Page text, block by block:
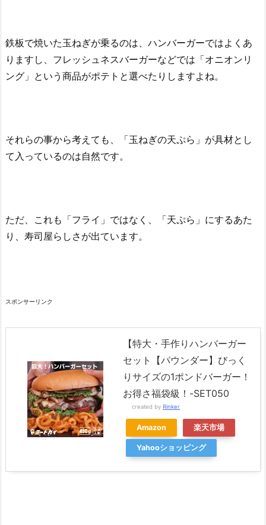
鉄板で焼いた玉ねぎが乗るのは、ハンバーガーではよくあ
りますし、フレッシュネスバーガーなどでは「オニオンリ
ング」という商品がポテトと選べたりしますよね。
それらの事から考えても、「玉ねぎの天ぷら」が具材とし
て入っているのは自然です。
ただ、これも「フライ」ではなく、「天ぷら」にするあた
り、寿司屋らしさが出ています。
スポンサーリンク
【特大・手作りハンバーガー
セット【パウンダー】びっく
りサイズの1ポンドバーガー！
お得さ福袋級！-SET050
created by Rinker
Amazon 楽天市場
Yahooショッピング